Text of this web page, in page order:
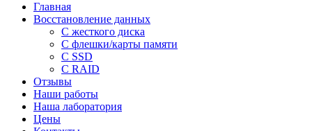
Главная
Восстановление данных
С жесткого диска
С флешки/карты памяти
С SSD
С RAID
Отзывы
Наши работы
Наша лаборатория
Цены